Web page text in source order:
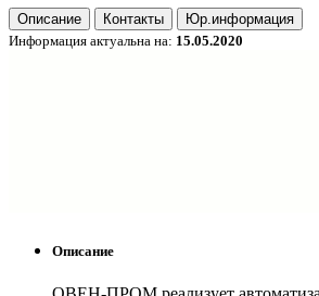
Описание Контакты
Юр.информация
Информация актуальна на: 15.05.2020
Описание